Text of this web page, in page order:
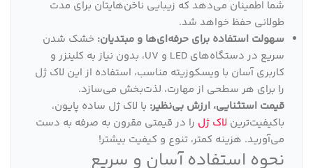
شما اطمینان می‌دهد که زیبایی ناخن‌هایتان برای مدت
طولانی حفظ خواهد شد.
سهولت استفاده برای حرفه‌ای‌ها و مبتدیان: خشک شدن
سریع در دستگاه‌های LED و UV، بدون نیاز به کلینزر و
کاربری آسان با ویسکوزیته مناسب، استفاده از این لاک ژل
را برای هر سطحی از مهارت، لذت‌بخش می‌سازد.
قیمت استثنایی، ارزش بی‌نظیر: با لاک ژل ساده پایون،
باکیفیت‌ترین لاک ژل را در قیمتی مقرون به صرفه به دست
می‌آورید. هزینه کمتر، تنوع و کیفیت بیشتر!
نحوه استفاده آسان و سریع